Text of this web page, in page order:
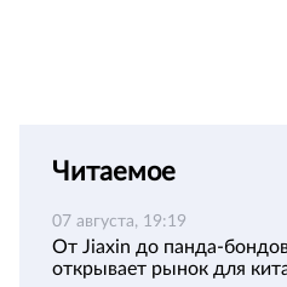
Читаемое
07 августа, 19:19
От Jiaxin до панда-
открывает рынок для